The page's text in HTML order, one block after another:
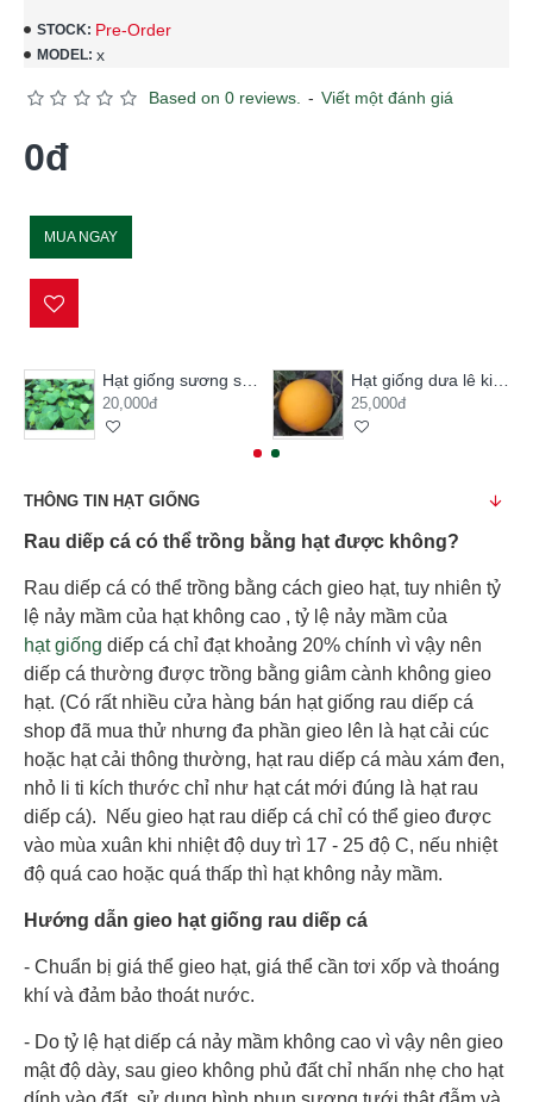
STOCK: Pre-Order
MODEL: x
Based on 0 reviews. - Viết một đánh giá
0đ
MUA NGAY
Hạt giống sương sâm lông
20,000đ
Hạt giống dưa lê kim hoàng hậu
25,000đ
THÔNG TIN HẠT GIỐNG
Rau diếp cá có thể trồng bằng hạt được không?
Rau diếp cá có thể trồng bằng cách gieo hạt, tuy nhiên tỷ
lệ nảy mầm của hạt không cao , tỷ lệ nảy mầm của
hạt giống diếp cá chỉ đạt khoảng 20% chính vì vậy nên
diếp cá thường được trồng bằng giâm cành không gieo
hạt. (Có rất nhiều cửa hàng bán hạt giống rau diếp cá
shop đã mua thử nhưng đa phần gieo lên là hạt cải cúc
hoặc hạt cải thông thường, hạt rau diếp cá màu xám đen,
nhỏ li ti kích thước chỉ như hạt cát mới đúng là hạt rau
diếp cá). Nếu gieo hạt rau diếp cá chỉ có thể gieo được
vào mùa xuân khi nhiệt độ duy trì 17 - 25 độ C, nếu nhiệt
độ quá cao hoặc quá thấp thì hạt không nảy mầm.
Hướng dẫn gieo hạt giống rau diếp cá
- Chuẩn bị giá thể gieo hạt, giá thể cần tơi xốp và thoáng
khí và đảm bảo thoát nước.
- Do tỷ lệ hạt diếp cá nảy mầm không cao vì vậy nên gieo
mật độ dày, sau gieo không phủ đất chỉ nhấn nhẹ cho hạt